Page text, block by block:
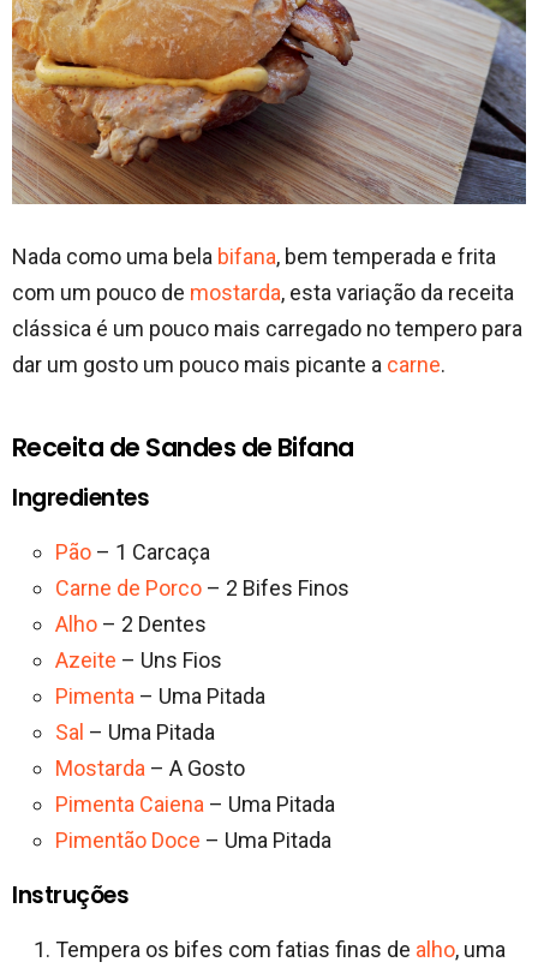
Nada como uma bela bifana, bem temperada e frita
com um pouco de mostarda, esta variação da receita
clássica é um pouco mais carregado no tempero para
dar um gosto um pouco mais picante a carne.
Receita de Sandes de Bifana
Ingredientes
Pão – 1 Carcaça
Carne de Porco – 2 Bifes Finos
Alho – 2 Dentes
Azeite – Uns Fios
Pimenta – Uma Pitada
Sal – Uma Pitada
Mostarda – A Gosto
Pimenta Caiena – Uma Pitada
Pimentão Doce – Uma Pitada
Instruções
Tempera os bifes com fatias finas de alho, uma